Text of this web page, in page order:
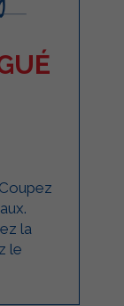
la
le